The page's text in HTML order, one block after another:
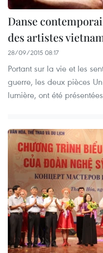
Danse
des artistes
28/09/2015 08:17
Portant sur la vie et les
guerre, les deux pièces
lumière, ont été